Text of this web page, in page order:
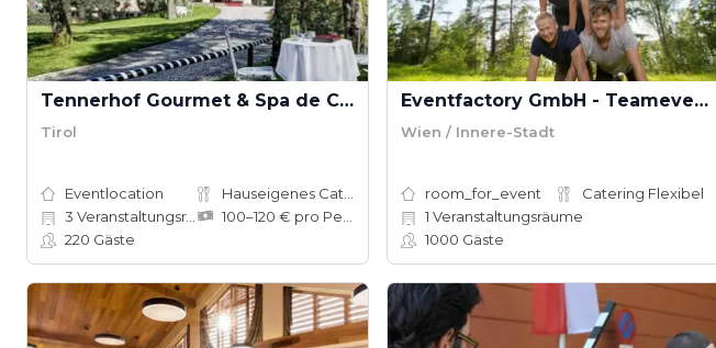
Tennerhof Gourmet & Spa de Charme Hotel
Tirol
Eventlocation
3 Veranstaltungsräume
220 Gäste
Eventfactory GmbH - Teamevents mit Spaß
Wien / Innere-Stadt
room_for_event
Catering Flexibel
1 Veranstaltungsräume
1000 Gäste